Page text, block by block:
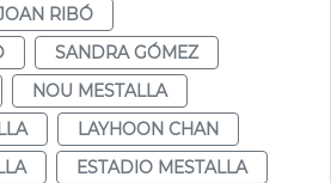
RIBÓ
SANDRA GÓMEZ
NOU MESTALLA
LAYHOON CHAN
ESTADIO MESTALLA